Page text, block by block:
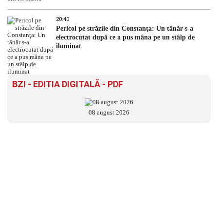
20:40
Pericol pe străzile din Constanţa: Un tânăr s-a
electrocutat după ce a pus mâna pe un stâlp de
iluminat
BZI - EDITIA DIGITALĂ - PDF
08 august 2026